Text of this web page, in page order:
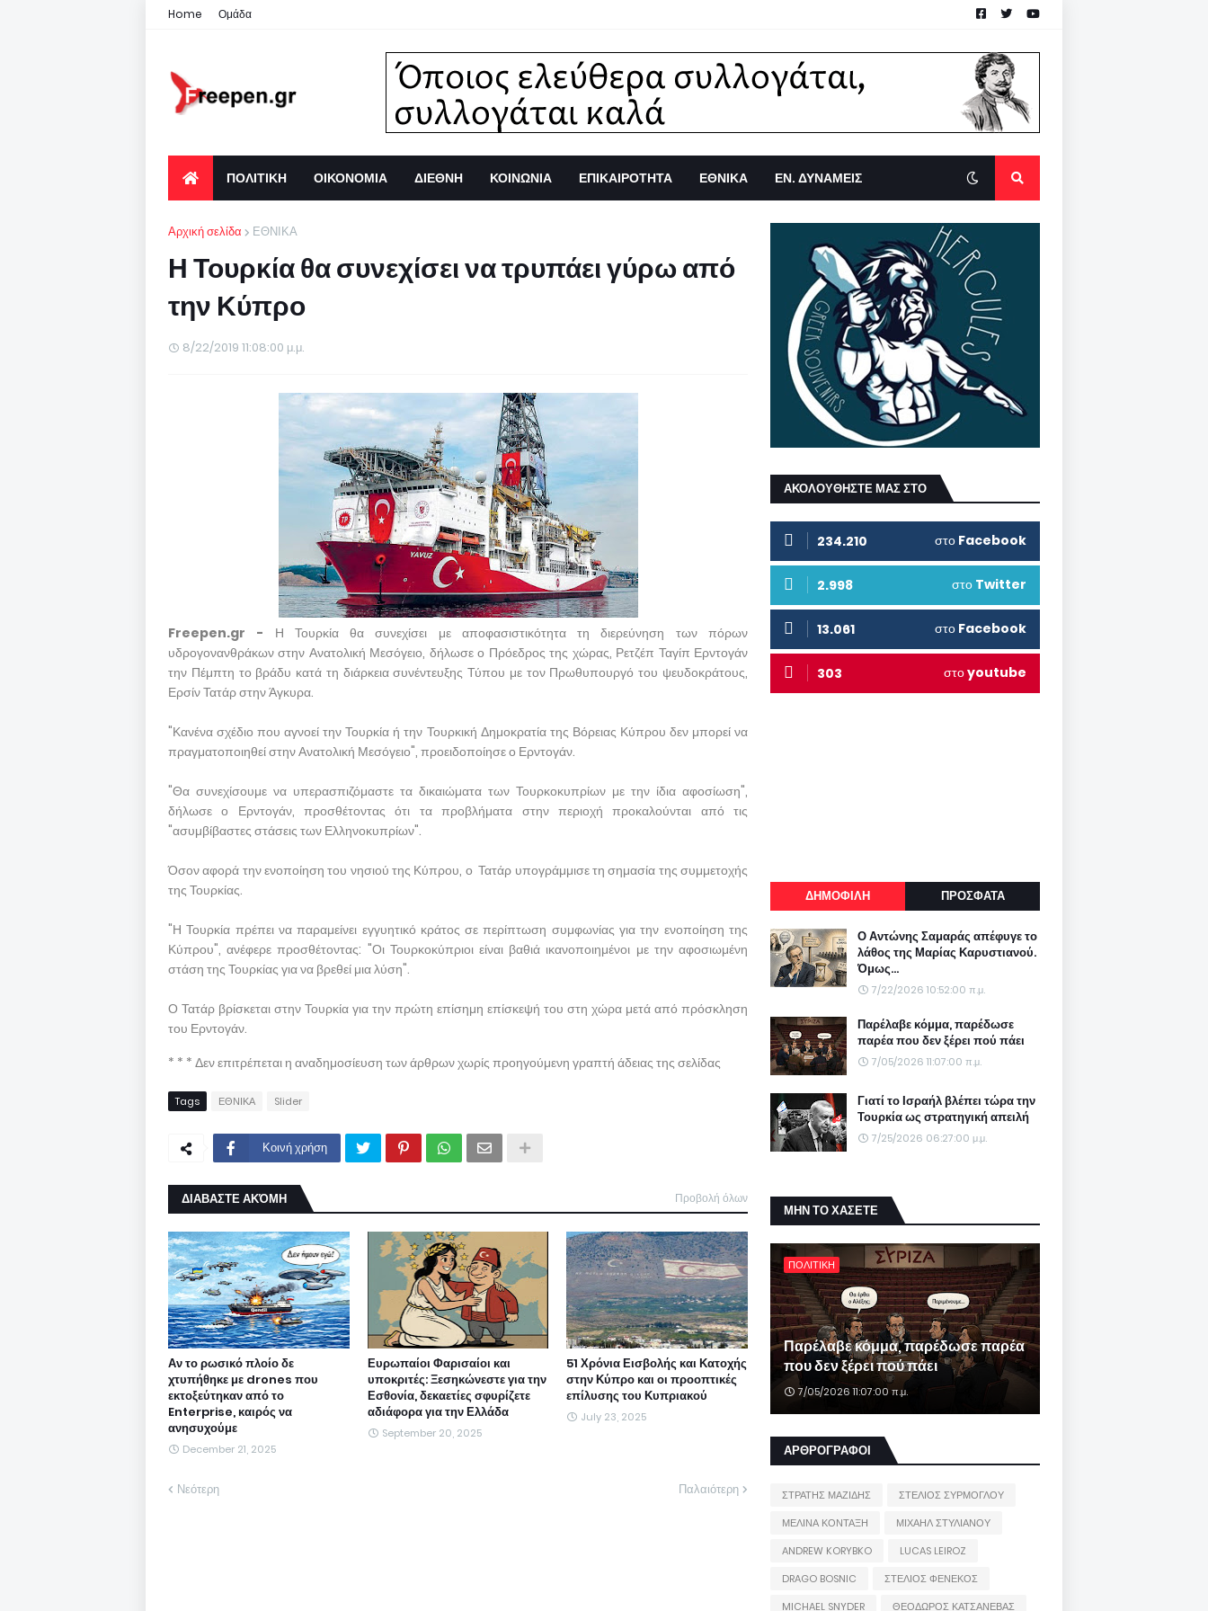
Home Ομάδα
ΠΟΛΙΤΙΚΗ ΟΙΚΟΝΟΜΙΑ ΔΙΕΘΝΗ ΚΟΙΝΩΝΙΑ ΕΠΙΚΑΙΡΟΤΗΤΑ ΕΘΝΙΚΑ ΕΝ. ΔΥΝΑΜΕΙΣ
Αρχική σελίδα ΕΘΝΙΚΑ
Η Τουρκία θα συνεχίσει να τρυπάει γύρω από
την Κύπρο
8/22/2019 11:08:00 μ.μ.
Freepen.gr - Η Τουρκία θα συνεχίσει με αποφασιστικότητα τη διερεύνηση των πόρων
υδρογονανθράκων στην Ανατολική Μεσόγειο, δήλωσε ο Πρόεδρος της χώρας, Ρετζέπ Ταγίπ Ερντογάν
την Πέμπτη το βράδυ κατά τη διάρκεια συνέντευξης Τύπου με τον Πρωθυπουργό του ψευδοκράτους,
Ερσίν Τατάρ στην Άγκυρα.
"Κανένα σχέδιο που αγνοεί την Τουρκία ή την Τουρκική Δημοκρατία της Βόρειας Κύπρου δεν μπορεί να
πραγματοποιηθεί στην Ανατολική Μεσόγειο", προειδοποίησε ο Ερντογάν.
"Θα συνεχίσουμε να υπερασπιζόμαστε τα δικαιώματα των Τουρκοκυπρίων με την ίδια αφοσίωση",
δήλωσε ο Ερντογάν, προσθέτοντας ότι τα προβλήματα στην περιοχή προκαλούνται από τις
"ασυμβίβαστες στάσεις των Ελληνοκυπρίων".
Όσον αφορά την ενοποίηση του νησιού της Κύπρου, ο Τατάρ υπογράμμισε τη σημασία της συμμετοχής
της Τουρκίας.
"Η Τουρκία πρέπει να παραμείνει εγγυητικό κράτος σε περίπτωση συμφωνίας για την ενοποίηση της
Κύπρου", ανέφερε προσθέτοντας: "Οι Τουρκοκύπριοι είναι βαθιά ικανοποιημένοι με την αφοσιωμένη
στάση της Τουρκίας για να βρεθεί μια λύση".
Ο Τατάρ βρίσκεται στην Τουρκία για την πρώτη επίσημη επίσκεψή του στη χώρα μετά από πρόσκληση
του Ερντογάν.
* * * Δεν επιτρέπεται η αναδημοσίευση των άρθρων χωρίς προηγούμενη γραπτή άδειας της σελίδας
Tags ΕΘΝΙΚΑ Slider
Κοινή χρήση
ΔΙΑΒΑΣΤΕ ΑΚΌΜΗ Προβολή όλων
Αν το ρωσικό πλοίο δε
χτυπήθηκε με drones που
εκτοξεύτηκαν από το
Enterprise, καιρός να
ανησυχούμε
December 21, 2025
Ευρωπαίοι Φαρισαίοι και
υποκριτές: Ξεσηκώνεστε για την
Εσθονία, δεκαετίες σφυρίζετε
αδιάφορα για την Ελλάδα
September 20, 2025
51 Χρόνια Εισβολής και Κατοχής
στην Κύπρο και οι προοπτικές
επίλυσης του Κυπριακού
July 23, 2025
Νεότερη Παλαιότερη
ΑΚΟΛΟΥΘΗΣΤΕ ΜΑΣ ΣΤΟ
234.210 στο Facebook
2.998 στο Twitter
13.061 στο Facebook
303 στοyoutube
ΔΗΜΟΦΙΛΗ ΠΡΟΣΦΑΤΑ
Ο Αντώνης Σαμαράς απέφυγε το
λάθος της Μαρίας Καρυστιανού.
Όμως...
7/22/2026 10:52:00 π.μ.
Παρέλαβε κόμμα, παρέδωσε
παρέα που δεν ξέρει πού πάει
7/05/2026 11:07:00 π.μ.
Γιατί το Ισραήλ βλέπει τώρα την
Τουρκία ως στρατηγική απειλή
7/25/2026 06:27:00 μ.μ.
ΜΗΝ ΤΟ ΧΑΣΕΤΕ
ΠΟΛΙΤΙΚΗ
Παρέλαβε κόμμα, παρέδωσε παρέα
που δεν ξέρει πού πάει
7/05/2026 11:07:00 π.μ.
ΑΡΘΡΟΓΡΑΦΟΙ
ΣΤΡΑΤΗΣ ΜΑΖΙΔΗΣ
ΣΤΕΛΙΟΣ ΣΥΡΜΟΓΛΟΥ
ΜΕΛΙΝΑ ΚΟΝΤΑΞΗ
ΜΙΧΑΗΛ ΣΤΥΛΙΑΝΟΥ
ANDREW KORYBKO
LUCAS LEIROZ
DRAGO BOSNIC
ΣΤΕΛΙΟΣ ΦΕΝΕΚΟΣ
MICHAEL SNYDER
ΘΕΟΔΩΡΟΣ ΚΑΤΣΑΝΕΒΑΣ